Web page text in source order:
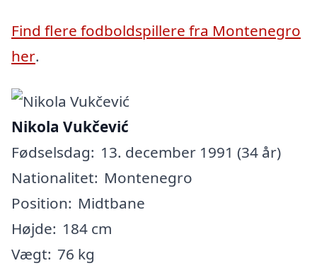
Find flere fodboldspillere fra Montenegro
her.
Nikola Vukčević
Fødselsdag: 13. december 1991 (34 år)
Nationalitet: Montenegro
Position: Midtbane
Højde: 184 cm
Vægt: 76 kg